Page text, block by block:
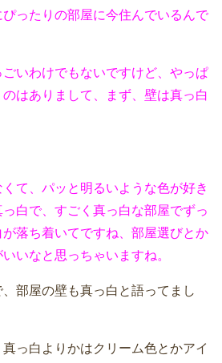
ったりの部屋に今住んでいるんで
いわけでもないですけど、やっぱ
はありまして、まず、壁は真っ白
て、パッと明るいような色が好き
白で、すごく真っ白な部屋でずっ
落ち着いてですね、部屋選びとか
いなと思っちゃいますね。
部屋の壁も真っ白と語ってまし
っ白よりかはクリーム色とかアイ